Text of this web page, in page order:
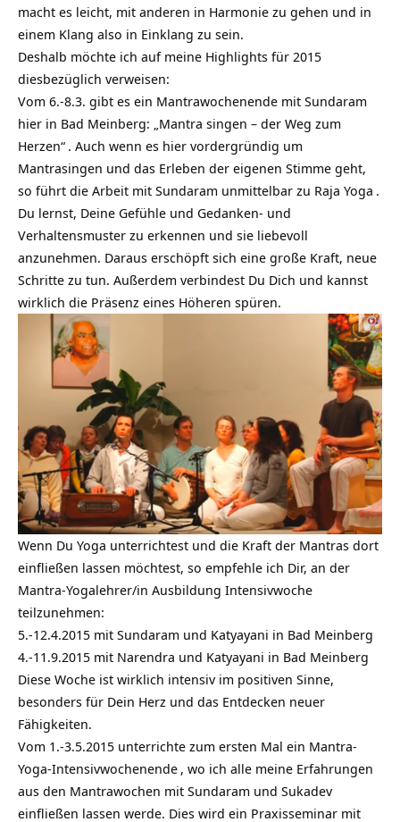
macht es leicht, mit anderen in Harmonie zu gehen und in
einem Klang also in Einklang zu sein.
Deshalb möchte ich auf meine Highlights für 2015
diesbezüglich verweisen:
Vom 6.-8.3. gibt es ein Mantrawochenende mit Sundaram
hier in Bad Meinberg: „Mantra singen – der Weg zum
Herzen“ . Auch wenn es hier vordergründig um
Mantrasingen und das Erleben der eigenen Stimme geht,
so führt die Arbeit mit Sundaram unmittelbar zu Raja Yoga .
Du lernst, Deine Gefühle und Gedanken- und
Verhaltensmuster zu erkennen und sie liebevoll
anzunehmen. Daraus erschöpft sich eine große Kraft, neue
Schritte zu tun. Außerdem verbindest Du Dich und kannst
wirklich die Präsenz eines Höheren spüren.
Wenn Du Yoga unterrichtest und die Kraft der Mantras dort
einfließen lassen möchtest, so empfehle ich Dir, an der
Mantra-Yogalehrer/in Ausbildung Intensivwoche
teilzunehmen:
5.-12.4.2015 mit Sundaram und Katyayani in Bad Meinberg
4.-11.9.2015 mit Narendra und Katyayani in Bad Meinberg
Diese Woche ist wirklich intensiv im positiven Sinne,
besonders für Dein Herz und das Entdecken neuer
Fähigkeiten.
Vom 1.-3.5.2015 unterrichte zum ersten Mal ein Mantra-
Yoga-Intensivwochenende , wo ich alle meine Erfahrungen
aus den Mantrawochen mit Sundaram und Sukadev
einfließen lassen werde. Dies wird ein Praxisseminar mit